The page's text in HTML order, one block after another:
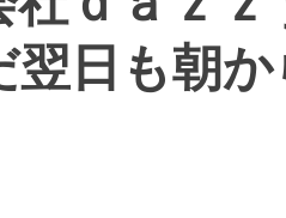
日も朝